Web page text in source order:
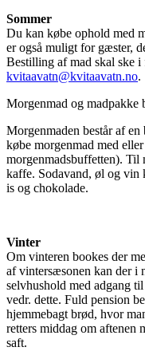
Sommer
Du kan købe ophold med
er også muligt for gæster,
Bestilling af mad skal ske
kvitaavatn@kvitaavatn.no.
Morgenmad og madpakke
Morgenmaden består af
købe morgenmad med
morgenmadsbuffetten). Til
kaffe. Sodavand, øl og vin
is og chokolade.
Vinter
Om vinteren bookes der
af vintersæsonen kan der i
selvhushold med adgang
vedr. dette. Fuld pension
hjemmebagt brød, hvor
retters middag om aftenen
saft.